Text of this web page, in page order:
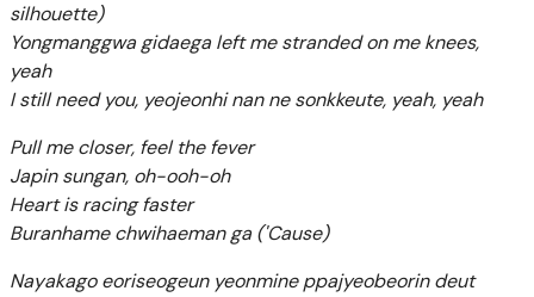
silhouette)
Yongmanggwa gidaega left me stranded on me knees,
yeah
I still need you, yeojeonhi nan ne sonkkeute, yeah, yeah
Pull me closer, feel the fever
Japin sungan, oh-ooh-oh
Heart is racing faster
Buranhame chwihaeman ga ('Cause)
Nayakago eoriseogeun yeonmine ppajyeobeorin deut